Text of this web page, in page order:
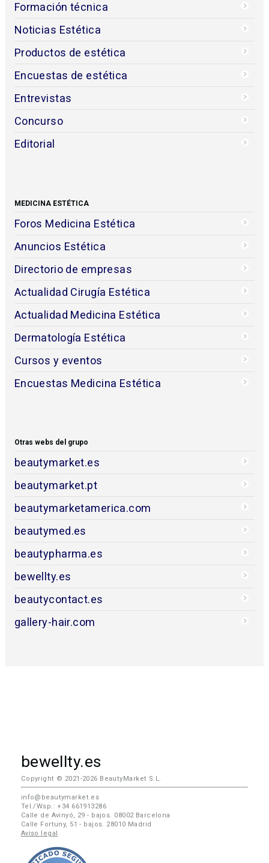
Formación técnica
Noticias Estética
Productos de estética
Encuestas de estética
Entrevistas
Concurso
Editorial
MEDICINA ESTÉTICA
Foros Medicina Estética
Anuncios Estética
Directorio de empresas
Actualidad Cirugía Estética
Actualidad Medicina Estética
Dermatología Estética
Cursos y eventos
Encuestas Medicina Estética
Otras webs del grupo
beautymarket.es
beautymarket.pt
beautymarketamerica.com
beautymed.es
beautypharma.es
bewellty.es
beautycontact.es
gallery-hair.com
bewellty.es
Copyright © 2021-2026 BeautyMarket S.L.
info@beautymarket.es
Tel./Wsp.: +34 661913286
Calle de Avinyó, 29 - bajos. 08002 Barcelona
Calle Fortuny, 51 - bajos. 28010 Madrid
Aviso legal